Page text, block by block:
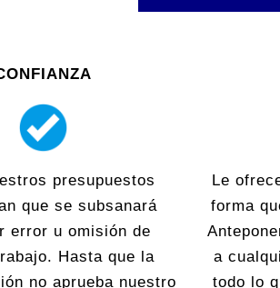
presupuestos
que se subsanará
error u omisión de
Hasta que la
no aprueba nuestro
Le
forma
a
todo lo